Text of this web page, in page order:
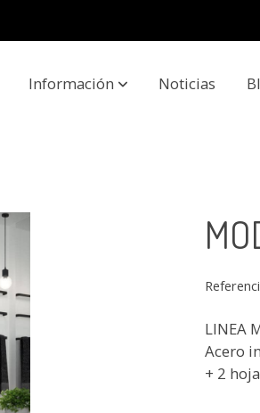
Información Noticias
LINEA
Acero
+ 2